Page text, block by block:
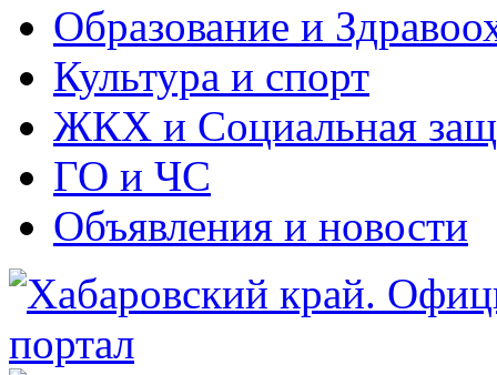
Образование и
Культура и спорт
ЖКХ и Социальная
ГО и ЧС
Объявления и новости